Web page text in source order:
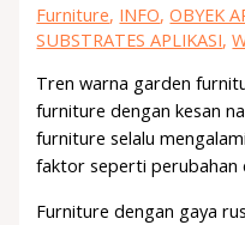
Furniture, INFO,OBYEK
SUBSTRATES APLIKASI,
Tren warna garden
furniture dengan kesan
furniture selalu
faktor seperti perubahan
Furniture dengan gaya